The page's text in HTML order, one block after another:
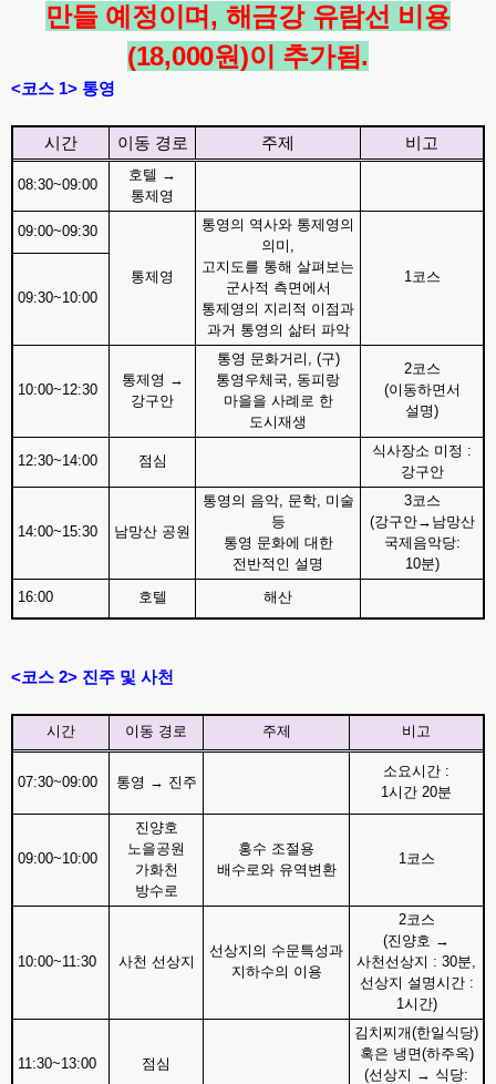
만들 예정이며 , 해금강 유람선 비용
(18,000원)이 추가됨.
<코스 1> 통영
시간 이동 경로 주제 비고
08:30~09:00
호텔 →
통제영
09:00~09:30
통제영
통영의 역사와 통제영의
의미 ,
고지도를 통해 살펴보는
군사적 측면에서
통제영의 지리적 이점과
과거 통영의 삶터 파악
1코스
09:30~10:00
10:00~12:30
통제영 →
강구안
통영 문화거리 , (구)
통영우체국, 동피랑
마을을 사례로 한
도시재생
2코스
(이동하면서
설명 )
12:30~14:00 점심
식사장소 미정 :
강구안
14:00~15:30 남망산 공원
통영의 음악, 문학, 미술
등
통영 문화에 대한
전반적인 설명
3코스
(강구안→ 남망산
국제음악당:
10분)
16:00 호텔 해산
<코스 2> 진주 및 사천
시간 이동 경로 주제 비고
07:30~09:00 통영 → 진주
소요시간 :
1시간 20분
09:00~10:00
진양호
노을공원
가화천
방수로
홍수 조절용
배수로와 유역변환
1코스
10:00~11:30 사천 선상지
선상지의 수문특성과
지하수의 이용
2코스
(진양호 →
사천선상지 : 30분,
선상지 설명시간 :
1시간)
11:30~13:00 점심
김치찌개(한일식당)
혹은 냉면(하주옥)
(선상지 → 식당: